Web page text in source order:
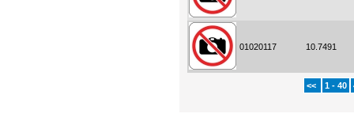
01020117 10.7491
<< 1 - 40